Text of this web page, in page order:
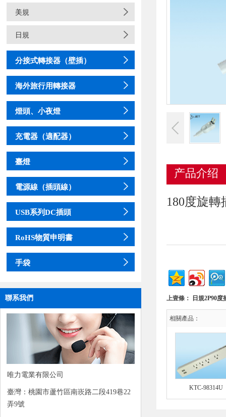
美規
日規
分接式轉接器（壁插）
海外旅行用轉接器
燈頭、小夜燈
充電器（適配器）
臺燈
電源線（插頭線）
USB系列DC插頭
RoHS物質申明書
手袋
聯系我們
唯力電業有限公司
臺灣：桃園市蘆竹區南崁路二段419巷22
弄9號
产品介绍
180度旋轉
上壹條： 日規2P90度
相關產品：
KTC-98314U